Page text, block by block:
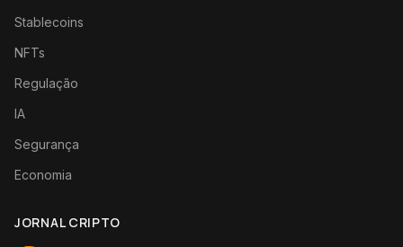
Stablecoins
NFTs
Regulação
IA
Segurança
Economia
JORNAL CRIPTO